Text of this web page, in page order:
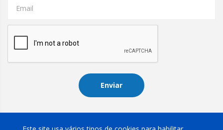
Email
Enviar